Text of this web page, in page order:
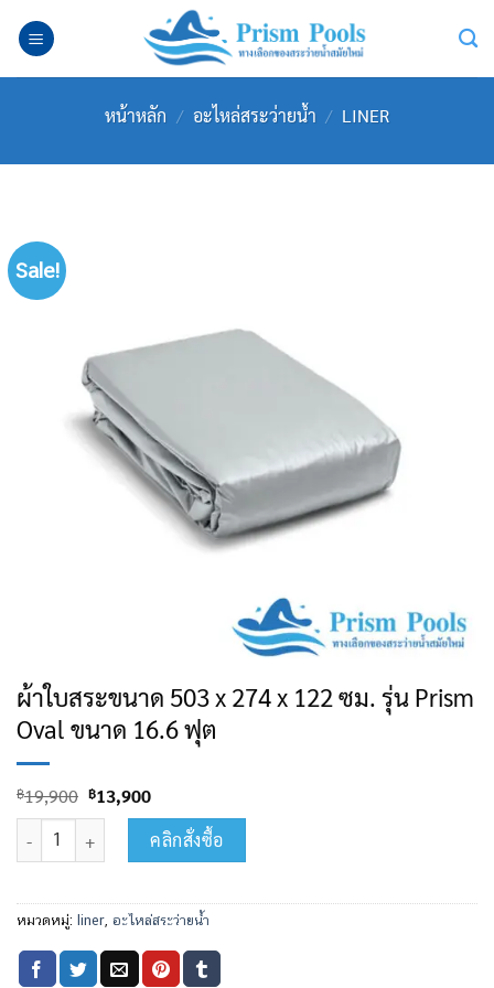
หน้าหลัก / อะไหล่สระว่ายน้ำ / LINER
Sale!
ผ้าใบสระขนาด 503 x 274 x 122 ซม. รุ่น Prism
Oval ขนาด 16.6 ฟุต
฿19,900 ฿13,900
จำนวน ผ้าใบสระขนาด 503 x 274 x 122 ซม. รุ่น Prism Oval ขนาด 16.6
คลิกสั่งซื้อ
หมวดหมู่: liner อะไหล่สระว่ายน้ำ